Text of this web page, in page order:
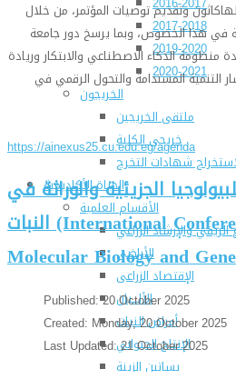
2017-2018
2019-2020
2020-2021
الخريجون
ملتقى الخريجين
خريجى الكلية
شهادات التخرج
الحياة الأكاديمية
الأقسام العلمية
الريفي والإرشاد الزراعي
الأراضى
الإقتصاد الزراعى
الألـــبان
أمراض النبات
الإنتاج الحيواني
بساتين الزينة
وتقديم توصيات المؤتمر، من خلال
في هذا الخصوص، وبما يرسخ دور جامعة
منظومة الذكاء الاصطناعي والابتكار وريادة
التنمية المستدامة والتحول الرقمي في
https://ainexus25.cu.edu.eg/agenda
الجزيئية والوراثة في
النبات (International Conference of Plant
Molecular Biology and
Published: 20 October 2025
Created: Monday, 20 October 2025
Last Updated: 21 October 2025